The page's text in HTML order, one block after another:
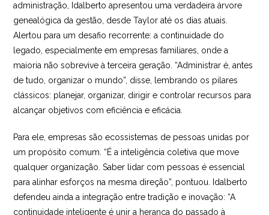
administração, Idalberto apresentou uma verdadeira árvore
genealógica da gestão, desde Taylor até os dias atuais.
Alertou para um desafio recorrente: a continuidade do
legado, especialmente em empresas familiares, onde a
maioria não sobrevive à terceira geração. “Administrar é, antes
de tudo, organizar o mundo”, disse, lembrando os pilares
clássicos: planejar, organizar, dirigir e controlar recursos para
alcançar objetivos com eficiência e eficácia.
Para ele, empresas são ecossistemas de pessoas unidas por
um propósito comum. “É a inteligência coletiva que move
qualquer organização. Saber lidar com pessoas é essencial
para alinhar esforços na mesma direção”, pontuou. Idalberto
defendeu ainda a integração entre tradição e inovação: “A
continuidade inteligente é unir a herança do passado à